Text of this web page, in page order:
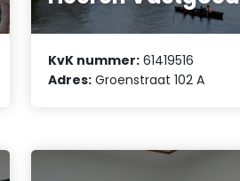
KvK nummer: 61419516
Adres: Groenstraat 102 A